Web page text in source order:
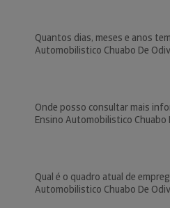
Quantos dias, meses e anos
Automobilistico Chuabo De
Onde posso consultar mais
Ensino Automobilistico Chuabo
Qual é o quadro atual de
Automobilistico Chuabo De